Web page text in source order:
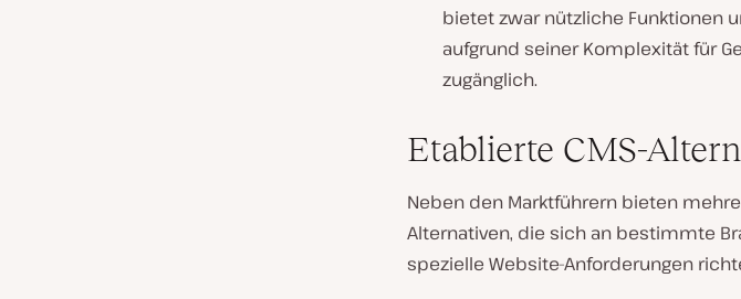
bietet zwar nützliche Funktionen
aufgrund seiner Komplexität für
zugänglich.
Etablierte CMS-
Neben den Marktführern bieten
Alternativen, die sich an bestimmte
spezielle Website-Anforderungen